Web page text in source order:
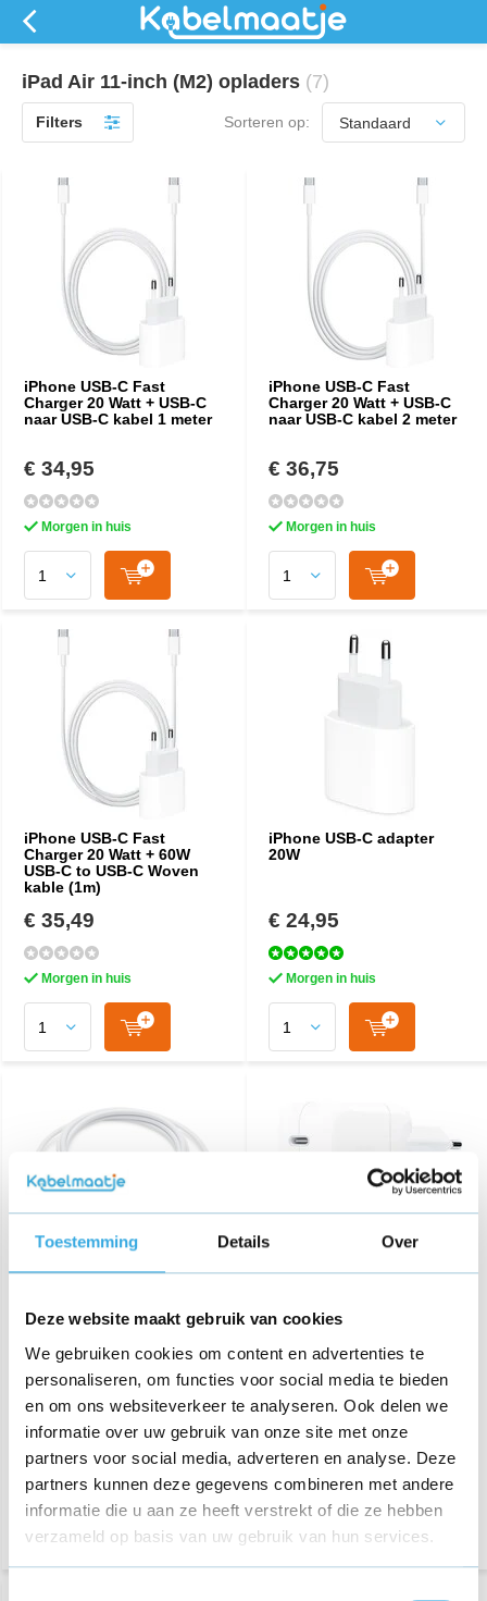
Toestemming Details Over
Deze website maakt gebruik van cookies
We gebruiken cookies om content en advertenties te
personaliseren, om functies voor social media te bieden
en om ons websiteverkeer te analyseren. Ook delen we
informatie over uw gebruik van onze site met onze
partners voor social media, adverteren en analyse. Deze
partners kunnen deze gegevens combineren met andere
informatie die u aan ze heeft verstrekt of die ze hebben
verzameld op basis van uw gebruik van hun services.
iPad Air 11-inch (M2) opladers (7)
Filters Sorteren op:
iPhone USB-C Fast
Charger 20 Watt + USB-C
naar USB-C kabel 1 meter
€ 34,95
Morgen in huis
iPhone USB-C Fast
Charger 20 Watt + USB-C
naar USB-C kabel 2 meter
€ 36,75
Morgen in huis
iPhone USB-C Fast
Charger 20 Watt + 60W
USB-C to USB-C Woven
kable (1m)
€ 35,49
Morgen in huis
iPhone USB-C adapter
20W
€ 24,95
Morgen in huis
meter - Wit
€ 26,95
6 reviews
Aansluiting:USB-C
Lengte:1 Meter
Morgen in huis
€ 44,95
Morgen in huis